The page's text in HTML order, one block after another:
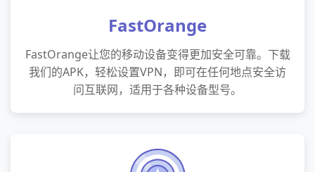
FastOrange
FastOrange让您的移动设备变得更加安全可靠。下载
我们的APK，轻松设置VPN，即可在任何地点安全访
问互联网，适用于各种设备型号。